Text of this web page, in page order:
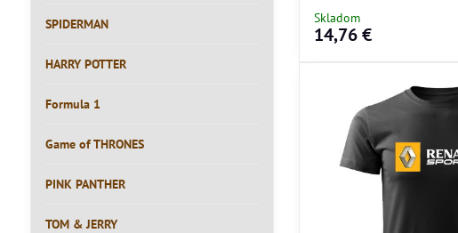
Skladom
14,76 €
SPIDERMAN
HARRY POTTER
Formula 1
Game of THRONES
PINK PANTHER
TOM & JERRY